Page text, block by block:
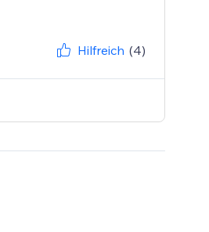
Hilfreich (4)